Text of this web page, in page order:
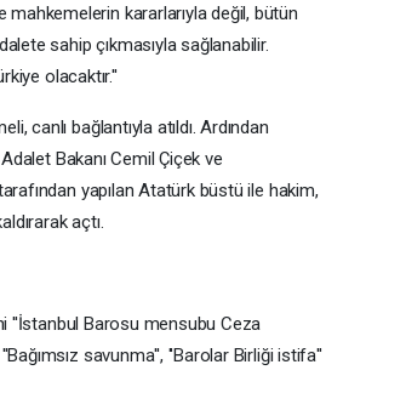
kararlarıyla değil, bütün
sahip çıkmasıyla sağlanabilir.
olacaktır.''
canlı bağlantıyla atıldı. Ardından
Bakanı Cemil Çiçek ve
yapılan Atatürk büstü ile hakim,
açtı.
''İstanbul Barosu mensubu Ceza
savunma'', ''Barolar Birliği istifa''